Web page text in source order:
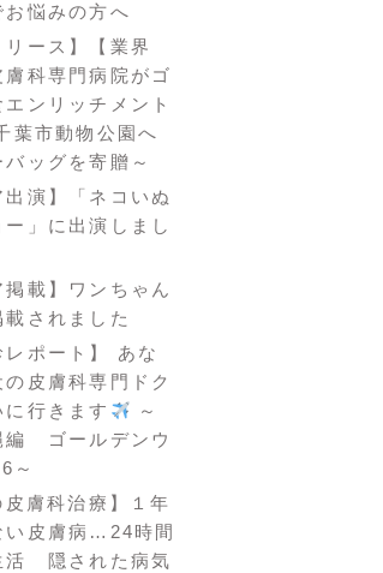
お悩みの方へ
リース】【業界
科専門病院がゴ
エンリッチメント
葉市動物公園へ
ッグを寄贈～
出演】「ネコいぬ
ー」に出演しまし
掲載】ワンちゃん
されました
レポート】 あな
皮膚科専門ドク
に行きます
～
編 ゴールデンウ
～
皮膚科治療】１年
い皮膚病…24時間
活 隠された病気